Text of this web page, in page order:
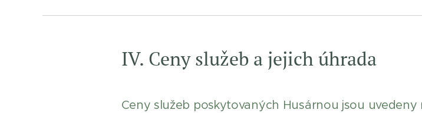
IV. Ceny služeb a jejich úhrada
Ceny služeb poskytovaných Husárnou jsou uvedeny